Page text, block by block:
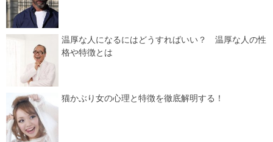
温厚な人になるにはどうすればいい？ 温厚な人の性
格や特徴とは
猫かぶり女の心理と特徴を徹底解明する！